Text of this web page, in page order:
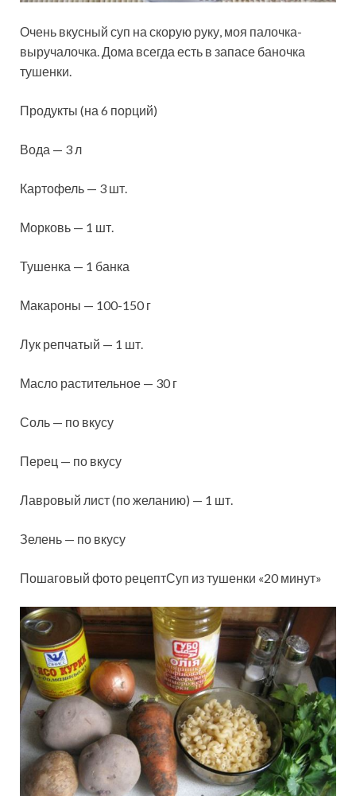
Очень вкусный суп на скорую руку, моя палочка-
выручалочка. Дома всегда есть в запасе баночка
тушенки.
Продукты (на 6 порций)
Вода — 3 л
Картофель — 3 шт.
Морковь — 1 шт.
Тушенка — 1 банка
Макароны — 100-150 г
Лук репчатый — 1 шт.
Масло растительное — 30 г
Соль — по вкусу
Перец — по вкусу
Лавровый лист (по желанию) — 1 шт.
Зелень — по вкусу
Пошаговый фото рецептСуп из тушенки «20 минут»